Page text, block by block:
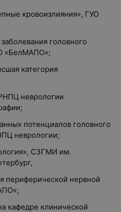
кровоизлияния», ГУО
головного
«БелМАПО»;
категория
неврологии
потенциалов головного
неврологии;
СЗГМИ им.
периферической нервной
кафедре клинической